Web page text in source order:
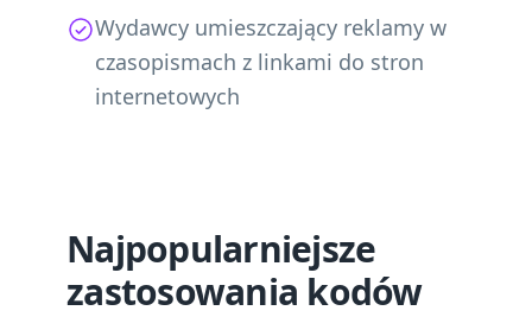
Wydawcy umieszczający reklamy w
czasopismach z linkami do stron
internetowych
Najpopularniejsze
zastosowania kodów